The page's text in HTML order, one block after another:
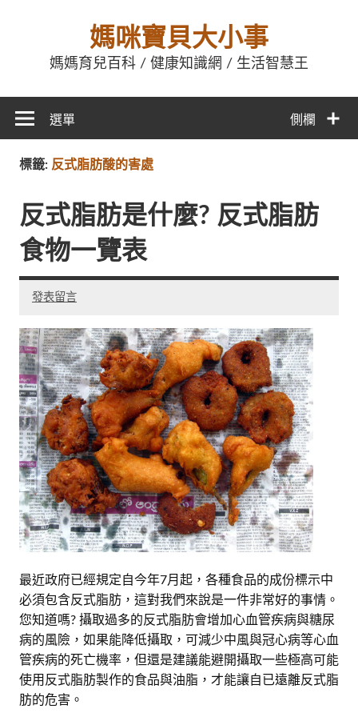
媽咪寶貝大小事
媽媽育兒百科 / 健康知識網 / 生活智慧王
側欄
選單
標籤: 反式脂肪酸的害處
反式脂肪是什麼? 反式脂肪
食物一覽表
發表留言
最近政府已經規定自今年7月起，各種食品的成份標示中
必須包含反式脂肪，這對我們來說是一件非常好的事情。
您知道嗎? 攝取過多的反式脂肪會增加心血管疾病與糖尿
病的風險，如果能降低攝取，可減少中風與冠心病等心血
管疾病的死亡機率，但還是建議能避開攝取一些極高可能
使用反式脂肪製作的食品與油脂，才能讓自已遠離反式脂
肪的危害。